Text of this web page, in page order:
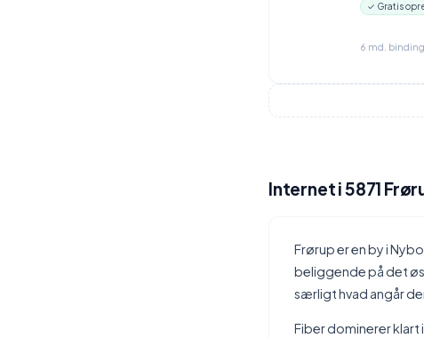
✓ Gratis
6 md. binding
Internet i 5871
Frørup er en by i
beliggende på det
særligt hvad angår
Fiber dominerer klart